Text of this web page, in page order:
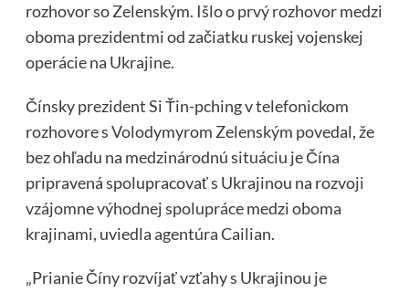
rozhovor so Zelenským. Išlo o prvý rozhovor medzi
oboma prezidentmi od začiatku ruskej vojenskej
operácie na Ukrajine.
Čínsky prezident Si Ťin-pching v telefonickom
rozhovore s Volodymyrom Zelenským povedal, že
bez ohľadu na medzinárodnú situáciu je Čína
pripravená spolupracovať s Ukrajinou na rozvoji
vzájomne výhodnej spolupráce medzi oboma
krajinami, uviedla agentúra Cailian.
„Prianie Číny rozvíjať vzťahy s Ukrajinou je